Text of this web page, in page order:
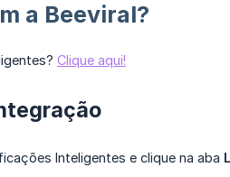
a Beeviral?
Clique aqui!
Inteligentes e clique na aba